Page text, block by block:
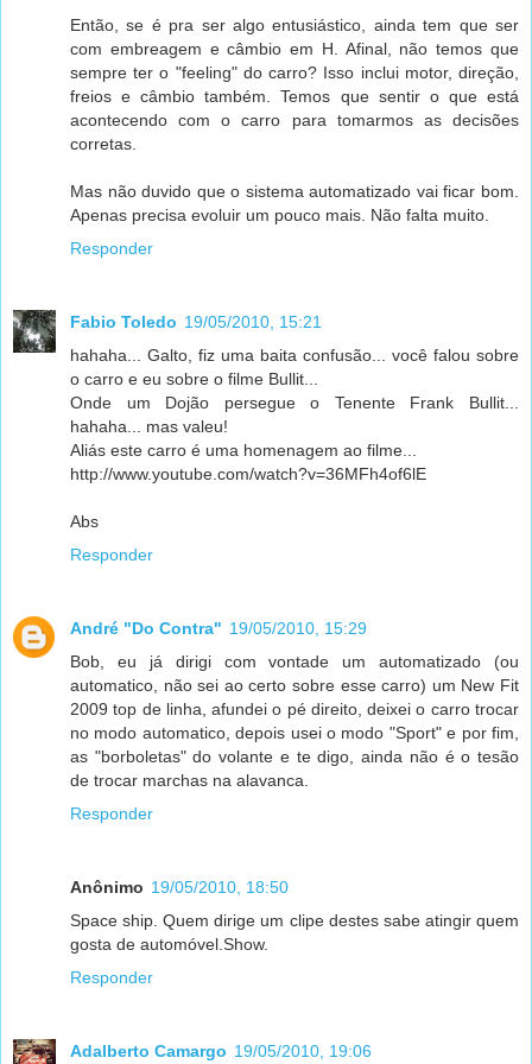
Então, se é pra ser algo entusiástico, ainda tem que ser
com embreagem e câmbio em H. Afinal, não temos que
sempre ter o "feeling" do carro? Isso inclui motor, direção,
freios e câmbio também. Temos que sentir o que está
acontecendo com o carro para tomarmos as decisões
corretas.
Mas não duvido que o sistema automatizado vai ficar bom.
Apenas precisa evoluir um pouco mais. Não falta muito.
Responder
Fabio Toledo 19/05/2010, 15:21
hahaha... Galto, fiz uma baita confusão... você falou sobre
o carro e eu sobre o filme Bullit...
Onde um Dojão persegue o Tenente Frank Bullit...
hahaha... mas valeu!
Aliás este carro é uma homenagem ao filme...
http://www.youtube.com/watch?v=36MFh4of6lE
Abs
Responder
André "Do Contra" 19/05/2010, 15:29
Bob, eu já dirigi com vontade um automatizado (ou
automatico, não sei ao certo sobre esse carro) um New Fit
2009 top de linha, afundei o pé direito, deixei o carro trocar
no modo automatico, depois usei o modo "Sport" e por fim,
as "borboletas" do volante e te digo, ainda não é o tesão
de trocar marchas na alavanca.
Responder
Anônimo 19/05/2010, 18:50
Space ship. Quem dirige um clipe destes sabe atingir quem
gosta de automóvel.Show.
Responder
Adalberto Camargo 19/05/2010, 19:06